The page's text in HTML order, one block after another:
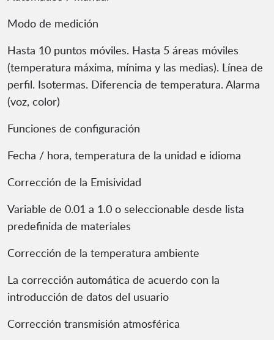
Modo de medición
Hasta 10 puntos móviles. Hasta 5 áreas móviles
(temperatura máxima, mínima y las medias). Línea de
perfil. Isotermas. Diferencia de temperatura. Alarma
(voz, color)
Funciones de configuración
Fecha / hora, temperatura de la unidad e idioma
Corrección de la Emisividad
Variable de 0.01 a 1.0 o seleccionable desde lista
predefinida de materiales
Corrección de la temperatura ambiente
La corrección automática de acuerdo con la
introducción de datos del usuario
Corrección transmisión atmosférica